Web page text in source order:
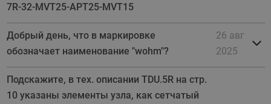
7R-32-MVT25-APT25-MVT15
Добрый день, что в маркировке
обозначает наименование "wohm"?
26 авг
2025
Подскажите, в тех. описании TDU.5R на стр.
10 указаны элементы узла, как сетчатый